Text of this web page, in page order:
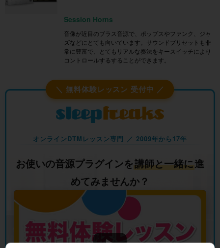
Session Horns
音像が近目のブラス音源で、ポップスやファンク、ジャ
ズなどにとても向いています。サウンドプリセットも非
常に豊富で、とてもリアルな奏法をキースイッチにより
コントロールするすることができます。
＼ 無料体験レッスン 受付中 ／
オンラインDTMレッスン専門 ／ 2009年から17年
お使いの音源プラグインを講師と一緒に進
めてみませんか？